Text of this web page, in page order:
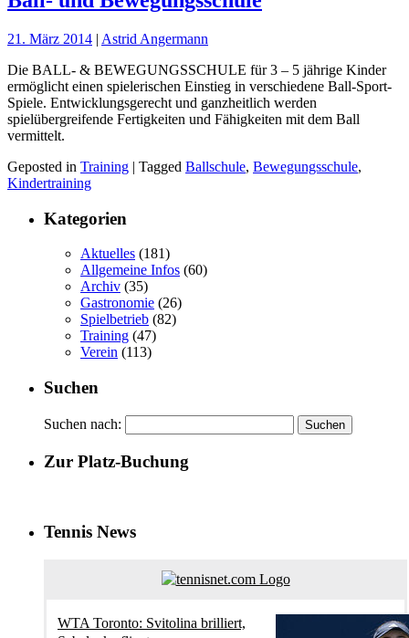
21. März 2014 | Astrid Angermann
Die BALL- & BEWEGUNGSSCHULE für 3 – 5 jährige Kinder
ermöglicht einen spielerischen Einstieg in verschiedene Ball-Sport-
Spiele. Entwicklungsgerecht und ganzheitlich werden
spielübergreifende Fertigkeiten und Fähigkeiten mit dem Ball
vermittelt.
Geposted in Training | Tagged Ballschule, Bewegungsschule,
Kindertraining
Kategorien
Aktuelles (181)
Allgemeine Infos (60)
Archiv (35)
Gastronomie (26)
Spielbetrieb (82)
Training (47)
Verein (113)
Suchen
Suchen nach:
Zur Platz-Buchung
Tennis News
WTA Toronto: Svitolina brilliert,